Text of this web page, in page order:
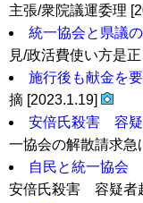
主張/衆院議運委理
統一協会と県議
見/政活費使い方是
施行後も献金を
摘 [2023.1.19]
安倍氏殺害 容
一協会の解散請求
自民と統一協会
安倍氏殺害 容疑者